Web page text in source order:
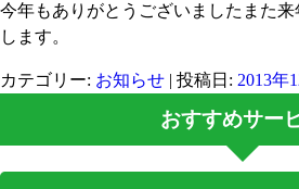
今年もありがとうございましたまた
します。
カテゴリー: お知らせ | 投稿日: 2013年
おすすめサー